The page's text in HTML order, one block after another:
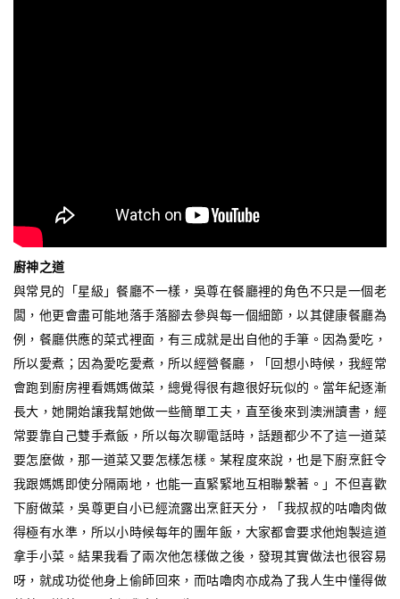
廚神之道
與常見的「星級」餐廳不一樣，吳尊在餐廳裡的角色不只是一個老
闆，他更會盡可能地落手落腳去參與每一個細節，以其健康餐廳為
例，餐廳供應的菜式裡面，有三成就是出自他的手筆。因為愛吃，
所以愛煮；因為愛吃愛煮，所以經營餐廳，「回想小時候，我經常
會跑到廚房裡看媽媽做菜，總覺得很有趣很好玩似的。當年紀逐漸
長大，她開始讓我幫她做一些簡單工夫，直至後來到澳洲讀書，經
常要靠自己雙手煮飯，所以每次聊電話時，話題都少不了這一道菜
要怎麼做，那一道菜又要怎樣怎樣。某程度來說，也是下廚烹飪令
我跟媽媽即使分隔兩地，也能一直緊緊地互相聯繫著。」不但喜歡
下廚做菜，吳尊更自小已經流露出烹飪天分，「我叔叔的咕嚕肉做
得極有水準，所以小時候每年的團年飯，大家都會要求他炮製這道
拿手小菜。結果我看了兩次他怎樣做之後，發現其實做法也很容易
呀，就成功從他身上偷師回來，而咕嚕肉亦成為了我人生中懂得做